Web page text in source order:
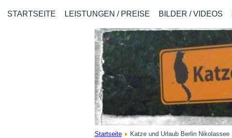
STARTSEITE LEISTUNGEN / PREISE BILDER / VIDEOS
Startseite Katze und Urlaub Berlin Nikolassee